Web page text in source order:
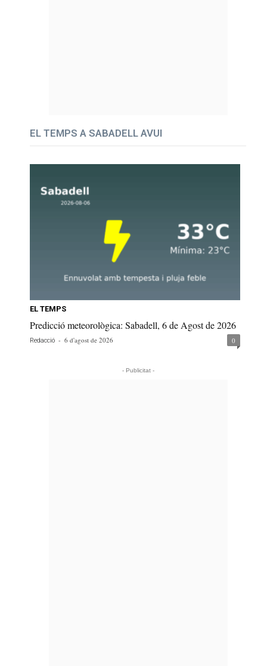
EL TEMPS A SABADELL AVUI
EL TEMPS
Predicció meteorològica: Sabadell, 6 de Agost de 2026
Redacció - 6 d'agost de 2026 0
- Publicitat -